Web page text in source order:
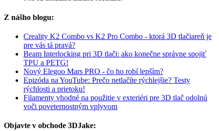
Z nášho blogu:
Creality K2 Combo vs K2 Pro Combo - ktorá 3D tlačiareň je
pre vás tá pravá?
Beam Interlocking pri 3D tlači: ako konečne správne spojiť
TPU a PETG!
Nový Elegoo Mars PRO - čo ho robí lepším?
Epizóda na YouTube: Prečo netlačíte rýchlejšie? Testy
rýchlosti a prietoku!
Filamenty vhodné na použitie v exteriéri pre 3D tlač odolnú
voči poveternostným vplyvom
Objavte v obchode 3DJake: